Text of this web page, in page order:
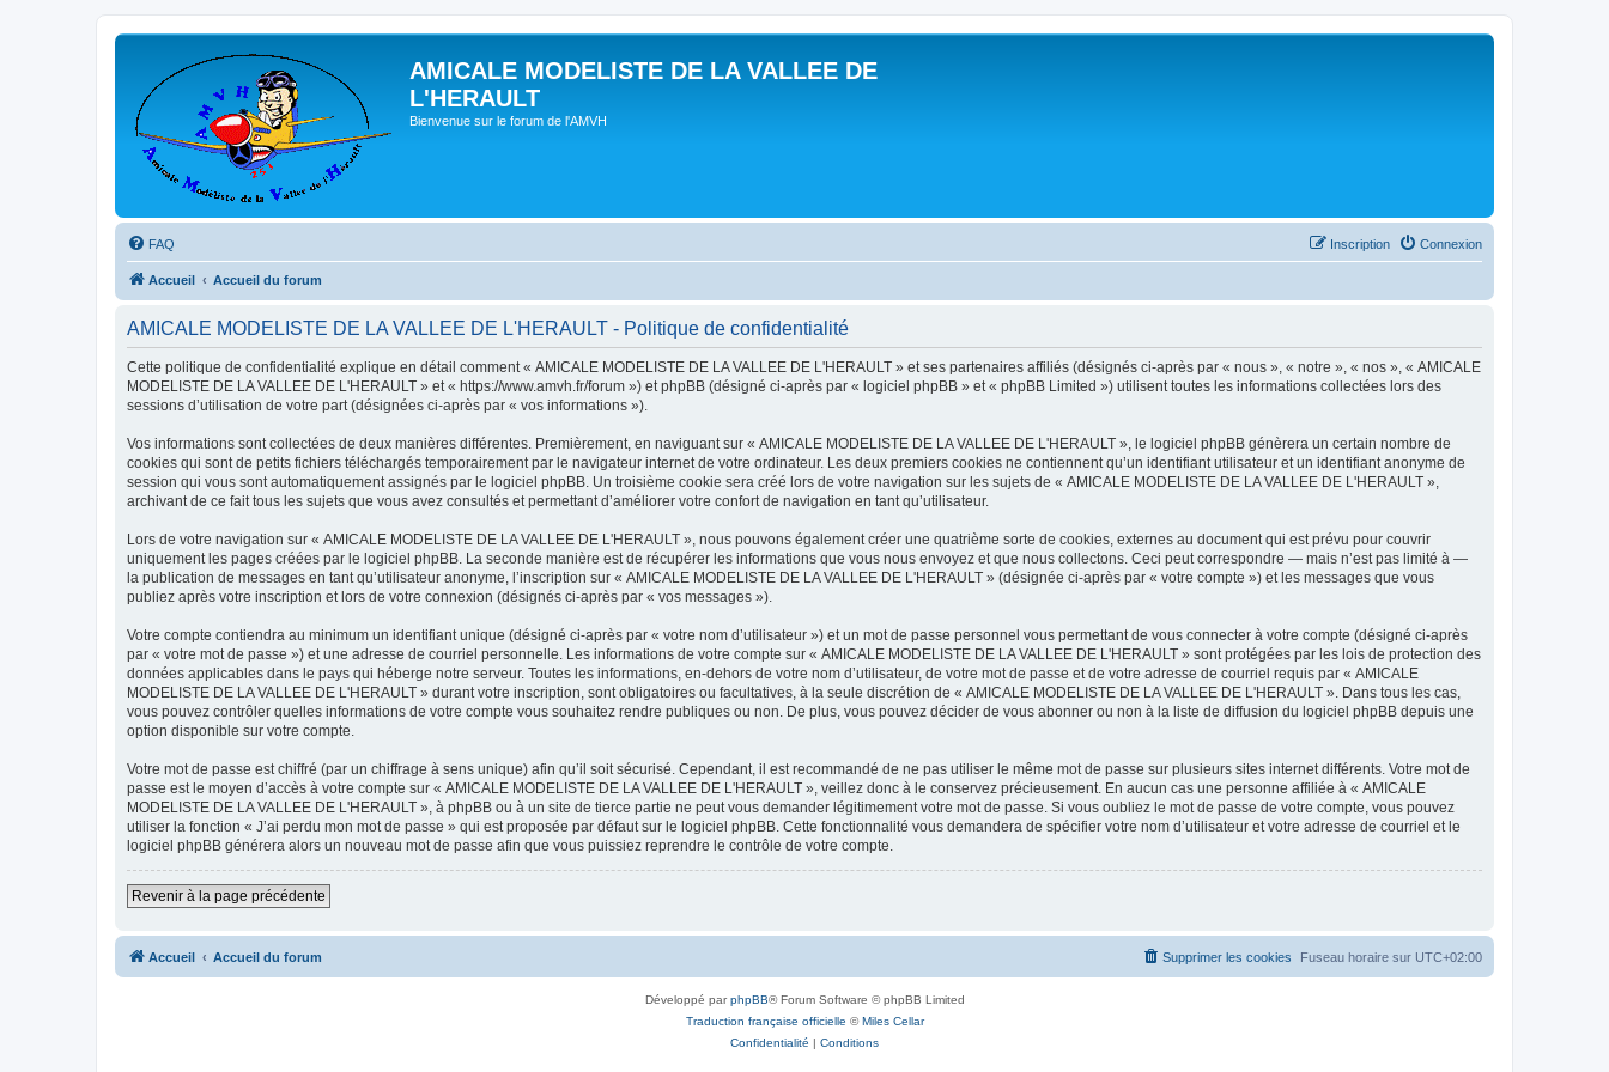
AMICALE MODELISTE DE LA VALLEE DE
L'HERAULT
Bienvenue sur le forum de l'AMVH
FAQ Connexion
Inscription
Accueil Accueil du forum
AMICALE MODELISTE DE LA VALLEE DE L'HERAULT - Politique de confidentialité
Cette politique de confidentialité explique en détail comment « AMICALE MODELISTE DE LA VALLEE DE L'HERAULT » et ses partenaires affiliés (désignés ci-après par « nous », « notre », « nos », « AMICALE
MODELISTE DE LA VALLEE DE L'HERAULT » et « https://www.amvh.fr/forum ») et phpBB (désigné ci-après par « logiciel phpBB » et « phpBB Limited ») utilisent toutes les informations collectées lors des
sessions d’utilisation de votre part (désignées ci-après par « vos informations »).
Vos informations sont collectées de deux manières différentes. Premièrement, en naviguant sur « AMICALE MODELISTE DE LA VALLEE DE L'HERAULT », le logiciel phpBB génèrera un certain nombre de
cookies qui sont de petits fichiers téléchargés temporairement par le navigateur internet de votre ordinateur. Les deux premiers cookies ne contiennent qu’un identifiant utilisateur et un identifiant anonyme de
session qui vous sont automatiquement assignés par le logiciel phpBB. Un troisième cookie sera créé lors de votre navigation sur les sujets de « AMICALE MODELISTE DE LA VALLEE DE L'HERAULT »,
archivant de ce fait tous les sujets que vous avez consultés et permettant d’améliorer votre confort de navigation en tant qu’utilisateur.
Lors de votre navigation sur « AMICALE MODELISTE DE LA VALLEE DE L'HERAULT », nous pouvons également créer une quatrième sorte de cookies, externes au document qui est prévu pour couvrir
uniquement les pages créées par le logiciel phpBB. La seconde manière est de récupérer les informations que vous nous envoyez et que nous collectons. Ceci peut correspondre — mais n’est pas limité à —
la publication de messages en tant qu’utilisateur anonyme, l’inscription sur « AMICALE MODELISTE DE LA VALLEE DE L'HERAULT » (désignée ci-après par « votre compte ») et les messages que vous
publiez après votre inscription et lors de votre connexion (désignés ci-après par « vos messages »).
Votre compte contiendra au minimum un identifiant unique (désigné ci-après par « votre nom d’utilisateur ») et un mot de passe personnel vous permettant de vous connecter à votre compte (désigné ci-après
par « votre mot de passe ») et une adresse de courriel personnelle. Les informations de votre compte sur « AMICALE MODELISTE DE LA VALLEE DE L'HERAULT » sont protégées par les lois de protection des
données applicables dans le pays qui héberge notre serveur. Toutes les informations, en-dehors de votre nom d’utilisateur, de votre mot de passe et de votre adresse de courriel requis par « AMICALE
MODELISTE DE LA VALLEE DE L'HERAULT » durant votre inscription, sont obligatoires ou facultatives, à la seule discrétion de « AMICALE MODELISTE DE LA VALLEE DE L'HERAULT ». Dans tous les cas,
vous pouvez contrôler quelles informations de votre compte vous souhaitez rendre publiques ou non. De plus, vous pouvez décider de vous abonner ou non à la liste de diffusion du logiciel phpBB depuis une
option disponible sur votre compte.
Votre mot de passe est chiffré (par un chiffrage à sens unique) afin qu’il soit sécurisé. Cependant, il est recommandé de ne pas utiliser le même mot de passe sur plusieurs sites internet différents. Votre mot de
passe est le moyen d’accès à votre compte sur « AMICALE MODELISTE DE LA VALLEE DE L'HERAULT », veillez donc à le conservez précieusement. En aucun cas une personne affiliée à « AMICALE
MODELISTE DE LA VALLEE DE L'HERAULT », à phpBB ou à un site de tierce partie ne peut vous demander légitimement votre mot de passe. Si vous oubliez le mot de passe de votre compte, vous pouvez
utiliser la fonction « J’ai perdu mon mot de passe » qui est proposée par défaut sur le logiciel phpBB. Cette fonctionnalité vous demandera de spécifier votre nom d’utilisateur et votre adresse de courriel et le
logiciel phpBB générera alors un nouveau mot de passe afin que vous puissiez reprendre le contrôle de votre compte.
Revenir à la page précédente
Accueil Accueil du forum Fuseau horaire sur UTC+02:00
Supprimer les cookies
Développé parphpBB® Forum Software © phpBB Limited
Traduction française officielle ©Miles Cellar
Confidentialité | Conditions